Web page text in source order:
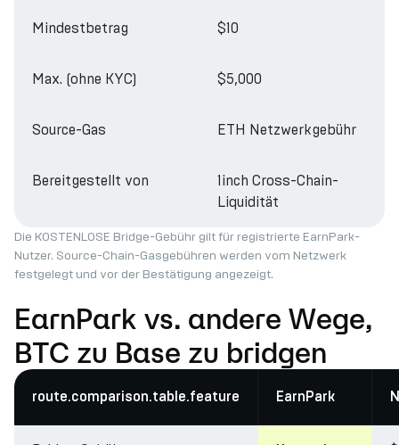
Mindestbetrag $10
Max. (ohne KYC) $5,000
Source-Gas ETH Netzwerkgebühr
Bereitgestellt von
1inch Cross-Chain-
Liquidität
Die KOSTENLOSE Bridge-Gebühr gilt für registrierte EarnPark-
Nutzer. Source-Chain-Gasgebühren werden vom Netzwerk
festgelegt und vor der Bestätigung angezeigt.
EarnPark vs. andere Wege,
BTC zu Base zu bridgen
route.comparison.table.feature EarnPark